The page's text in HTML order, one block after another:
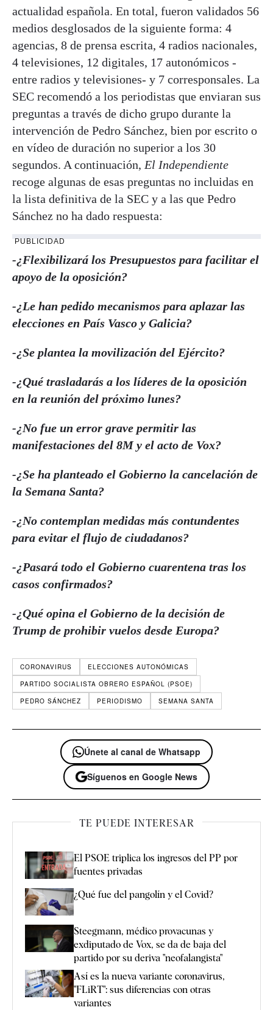
actualidad española. En total, fueron validados 56
medios desglosados de la siguiente forma: 4
agencias, 8 de prensa escrita, 4 radios nacionales,
4 televisiones, 12 digitales, 17 autonómicos -
entre radios y televisiones- y 7 corresponsales. La
SEC recomendó a los periodistas que enviaran sus
preguntas a través de dicho grupo durante la
intervención de Pedro Sánchez, bien por escrito o
en vídeo de duración no superior a los 30
segundos. A continuación, El Independiente
recoge algunas de esas preguntas no incluidas en
la lista definitiva de la SEC y a las que Pedro
Sánchez no ha dado respuesta:
PUBLICIDAD
-¿Flexibilizará los Presupuestos para facilitar el
apoyo de la oposición?
-¿Le han pedido mecanismos para aplazar las
elecciones en País Vasco y Galicia?
-¿Se plantea la movilización del Ejército?
-¿Qué trasladarás a los líderes de la oposición
en la reunión del próximo lunes?
-¿No fue un error grave permitir las
manifestaciones del 8M y el acto de Vox?
-¿Se ha planteado el Gobierno la cancelación de
la Semana Santa?
-¿No contemplan medidas más contundentes
para evitar el flujo de ciudadanos?
-¿Pasará todo el Gobierno cuarentena tras los
casos confirmados?
-¿Qué opina el Gobierno de la decisión de
Trump de prohibir vuelos desde Europa?
CORONAVIRUS
ELECCIONES AUTONÓMICAS
PARTIDO SOCIALISTA OBRERO ESPAÑOL (PSOE)
PEDRO SÁNCHEZ
PERIODISMO SEMANA SANTA
Únete al canal de Whatsapp
Síguenos en Google News
TE PUEDE INTERESAR
El PSOE triplica los ingresos del PP por
fuentes privadas
¿Qué fue del pangolín y el Covid?
Steegmann, médico provacunas y
exdiputado de Vox, se da de baja del
partido por su deriva "neofalangista"
Así es la nueva variante coronavirus,
"FLiRT": sus diferencias con otras
variantes